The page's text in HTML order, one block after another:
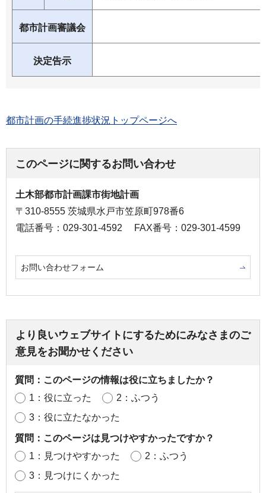
都市計画審議会
決定告示
都市計画の手続進捗状況トップページへ
このページに関するお問い合わせ
土木部都市計画課市街地計画
〒310-8555 茨城県水戸市笠原町978番6
電話番号：029-301-4592
FAX番号：029-301-4599
お問い合わせフォーム
より良いウェブサイトにするためにみなさまのご
意見をお聞かせください
質問：このページの情報は役に立ちましたか？
1：役に立った
2：ふつう
3：役に立たなかった
質問：このページは見つけやすかったですか？
1：見つけやすかった
2：ふつう
3：見つけにくかった